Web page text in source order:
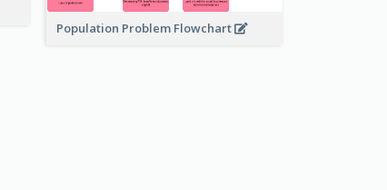
Population Problem Flowchart